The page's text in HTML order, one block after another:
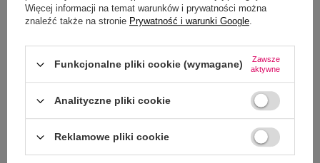
Więcej informacji na temat warunków i prywatności można
znaleźć także na stronie Prywatność i warunki Google.
Funkcjonalne pliki cookie (wymagane)
Zawsze
aktywne
Analityczne pliki cookie
Reklamowe pliki cookie